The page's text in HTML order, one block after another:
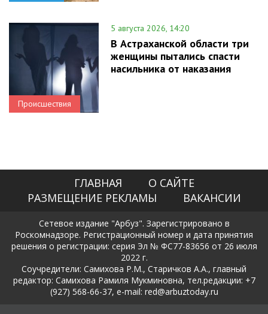
Происшествия
5 августа 2026, 14:20
В Астраханской области три
женщины пытались спасти
насильника от наказания
ГЛАВНАЯ
О САЙТЕ
РАЗМЕЩЕНИЕ РЕКЛАМЫ
ВАКАНСИИ
Сетевое издание "Арбуз". Зарегистрировано в
Роскомнадзоре. Регистрационный номер и дата принятия
решения о регистрации: серия Эл № ФС77-83656 от 26 июля
2022 г.
Соучредители: Самихова Р.М., Старичков А.А., главный
редактор: Самихова Рамиля Мукминовна, тел.редакции: +7
(927) 568-66-37, e-mail: red@arbuztoday.ru